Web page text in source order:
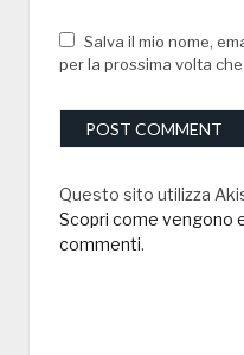
Salva il mio nome,
per la prossima volta
Questo sito utilizza
Scopri come vengono
commenti.